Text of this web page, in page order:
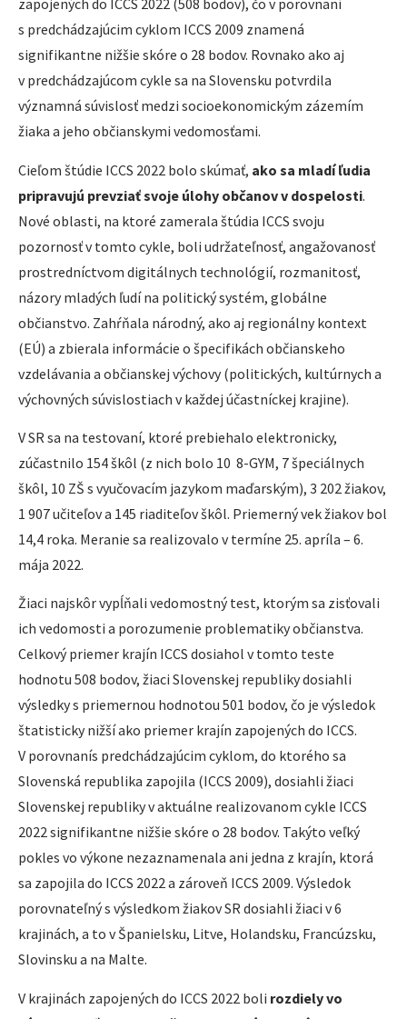
zapojených do ICCS 2022 (508 bodov), čo v porovnaní
s predchádzajúcim cyklom ICCS 2009 znamená
signifikantne nižšie skóre o 28 bodov. Rovnako ako aj
v predchádzajúcom cykle sa na Slovensku potvrdila
významná súvislosť medzi socioekonomickým zázemím
žiaka a jeho občianskymi vedomosťami.
Cieľom štúdie ICCS 2022 bolo skúmať, ako sa mladí ľudia
pripravujú prevziať svoje úlohy občanov v dospelosti.
Nové oblasti, na ktoré zamerala štúdia ICCS svoju
pozornosť v tomto cykle, boli udržateľnosť, angažovanosť
prostredníctvom digitálnych technológií, rozmanitosť,
názory mladých ľudí na politický systém, globálne
občianstvo. Zahŕňala národný, ako aj regionálny kontext
(EÚ) a zbierala informácie o špecifikách občianskeho
vzdelávania a občianskej výchovy (politických, kultúrnych a
výchovných súvislostiach v každej účastníckej krajine).
V SR sa na testovaní, ktoré prebiehalo elektronicky,
zúčastnilo 154 škôl (z nich bolo 10 8-GYM, 7 špeciálnych
škôl, 10 ZŠ s vyučovacím jazykom maďarským), 3 202 žiakov,
1 907 učiteľov a 145 riaditeľov škôl. Priemerný vek žiakov bol
14,4 roka. Meranie sa realizovalo v termíne 25. apríla – 6.
mája 2022.
Žiaci najskôr vypĺňali vedomostný test, ktorým sa zisťovali
ich vedomosti a porozumenie problematiky občianstva.
Celkový priemer krajín ICCS dosiahol v tomto teste
hodnotu 508 bodov, žiaci Slovenskej republiky dosiahli
výsledky s priemernou hodnotou 501 bodov, čo je výsledok
štatisticky nižší ako priemer krajín zapojených do ICCS.
V porovnanís predchádzajúcim cyklom, do ktorého sa
Slovenská republika zapojila (ICCS 2009), dosiahli žiaci
Slovenskej republiky v aktuálne realizovanom cykle ICCS
2022 signifikantne nižšie skóre o 28 bodov. Takýto veľký
pokles vo výkone nezaznamenala ani jedna z krajín, ktorá
sa zapojila do ICCS 2022 a zároveň ICCS 2009. Výsledok
porovnateľný s výsledkom žiakov SR dosiahli žiaci v 6
krajinách, a to v Španielsku, Litve, Holandsku, Francúzsku,
Slovinsku a na Malte.
V krajinách zapojených do ICCS 2022 boli rozdiely vo